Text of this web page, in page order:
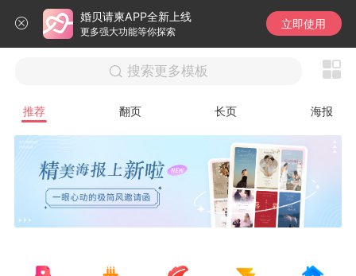
婚贝请柬APP全新上线
更多强大功能等你探索
立即使用
搜索更多模板
推荐 翻页 长页 海报